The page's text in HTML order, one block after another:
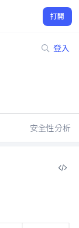
打開
登入
安全性分析